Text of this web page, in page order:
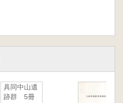
具同中山遺
跡群 5冊